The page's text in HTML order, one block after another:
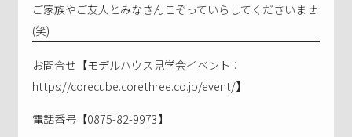
ご家族やご友人とみなさんこぞっていらしてくださいませ
(笑)
お問合せ【モデルハウス見学会イベント：
https://corecube.corethree.co.jp/event/】
電話番号【0875-82-9973】